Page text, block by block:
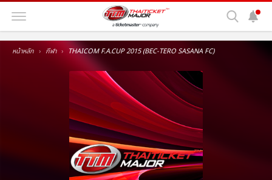
หน้าหลัก กีฬา THAICOM F.A.CUP 2015 (BEC-TERO SASANA FC)